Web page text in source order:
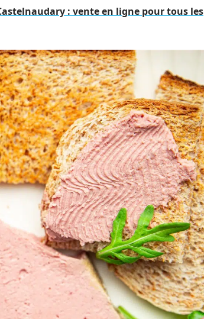
: vente en ligne pour tous les